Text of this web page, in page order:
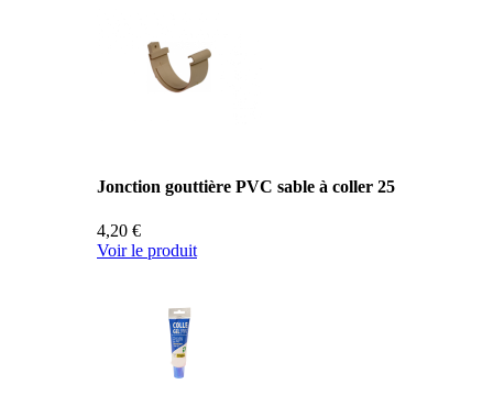
Jonction gouttière PVC sable à coller 25
4,20 €
Voir le produit